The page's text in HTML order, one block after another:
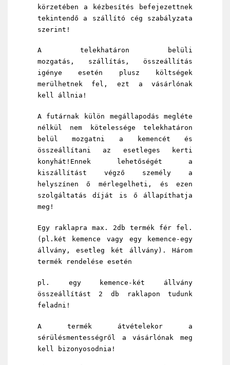
körzetében a kézbesítés befejezettnek
tekintendő a szállító cég szabályzata
szerint!
A telekhatáron belüli
mozgatás, szállítás, összeállítás
igénye esetén plusz költségek
merülhetnek fel, ezt a vásárlónak
kell állnia!
A futárnak külön megállapodás megléte
nélkül nem kötelessége telekhatáron
belül mozgatni a kemencét és
összeállítani az esetleges kerti
konyhát!Ennek lehetőségét a
kiszállítást végző személy a
helyszínen ő mérlegelheti, és ezen
szolgáltatás díját is ő állapíthatja
meg!
Egy raklapra max. 2db termék fér fel.
(pl.két kemence vagy egy kemence-egy
állvány, esetleg két állvány). Három
termék rendelése esetén
pl. egy kemence-két állvány
összeállítást 2 db raklapon tudunk
feladni!
A termék átvételekor a
sérülésmentességről a vásárlónak meg
kell bizonyosodnia!